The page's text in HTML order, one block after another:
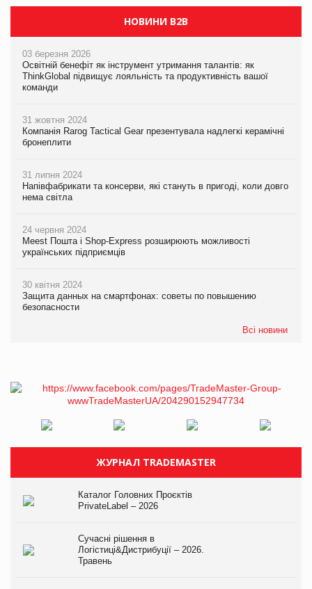
НОВИНИ B2B
03 березня 2026
Освітній бенефіт як інструмент утримання талантів: як
ThinkGlobal підвищує лояльність та продуктивність вашої
команди
31 жовтня 2024
Компанія Rarog Tactical Gear презентувала надлегкі керамічні
бронеплити
31 липня 2024
Напівфабрикати та консерви, які стануть в пригоді, коли довго
нема світла
24 червня 2024
Meest Пошта і Shop-Express розширюють можливості
українських підприємців
30 квітня 2024
Защита данных на смартфонах: советы по повышению
безопасности
Всі новини
ЖУРНАЛ TRADEMASTER
Каталог Головних Проєктів
PrivateLabel – 2026
Сучасні рішення в
Логістиці&Дистрибуції – 2026.
Травень